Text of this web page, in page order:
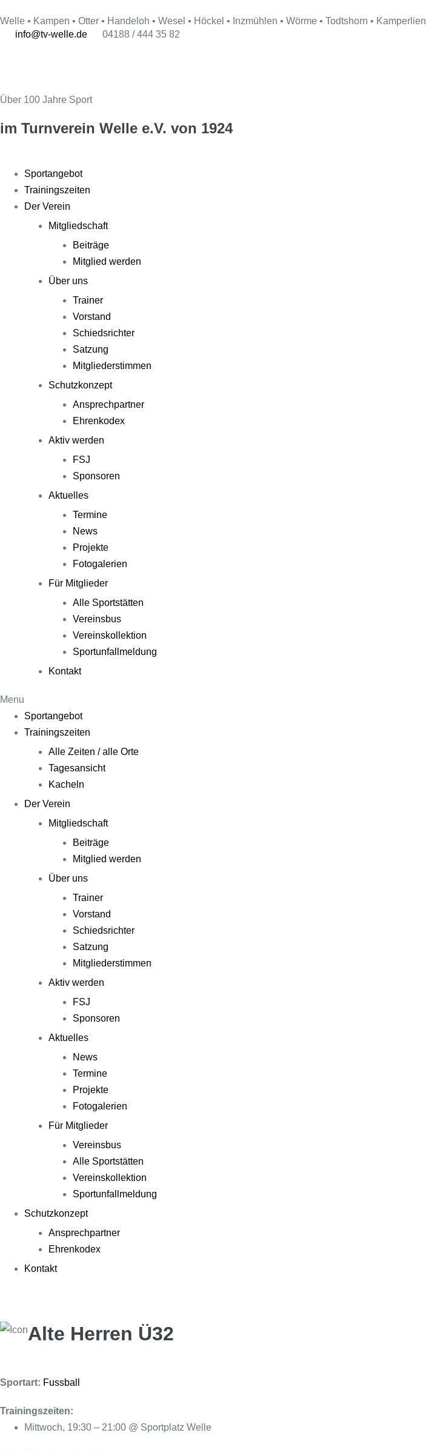
Welle • Kampen • Otter • Handeloh • Wesel • Höckel • Inzmühlen • Wörme • Todtshorn • Kamperlien
info@tv-welle.de
04188 / 444 35 82
Über 100 Jahre Sport
im Turnverein Welle e.V. von 1924
Sportangebot
Trainingszeiten
Der Verein
Mitgliedschaft
Beiträge
Mitglied werden
Über uns
Trainer
Vorstand
Schiedsrichter
Satzung
Mitgliederstimmen
Schutzkonzept
Ansprechpartner
Ehrenkodex
Aktiv werden
FSJ
Sponsoren
Aktuelles
Termine
News
Projekte
Fotogalerien
Für Mitglieder
Alle Sportstätten
Vereinsbus
Vereinskollektion
Sportunfallmeldung
Kontakt
Menu
Sportangebot
Trainingszeiten
Alle Zeiten / alle Orte
Tagesansicht
Kacheln
Der Verein
Mitgliedschaft
Beiträge
Mitglied werden
Über uns
Trainer
Vorstand
Schiedsrichter
Satzung
Mitgliederstimmen
Aktiv werden
FSJ
Sponsoren
Aktuelles
News
Termine
Projekte
Fotogalerien
Für Mitglieder
Vereinsbus
Alle Sportstätten
Vereinskollektion
Sportunfallmeldung
Schutzkonzept
Ansprechpartner
Ehrenkodex
Kontakt
Alte Herren Ü32
Sportart: Fussball
Trainingszeiten:
Mittwoch, 19:30 – 21:00 @ Sportplatz Welle